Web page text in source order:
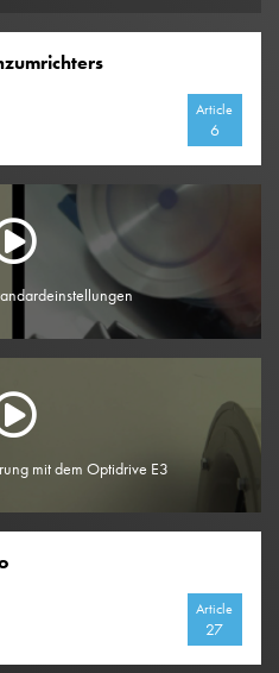
Article
6
mit dem Optidrive E3
Article
27